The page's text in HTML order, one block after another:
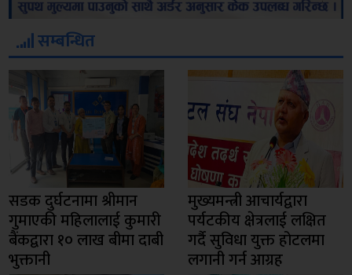
सम्बन्धित
सडक दुर्घटनामा श्रीमान
गुमाएकी महिलालाई कुमारी
बैंकद्वारा १० लाख बीमा दाबी
भुक्तानी
मुख्यमन्त्री आचार्यद्वारा
पर्यटकीय क्षेत्रलाई लक्षित
गर्दै सुविधा युक्त होटलमा
लगानी गर्न आग्रह